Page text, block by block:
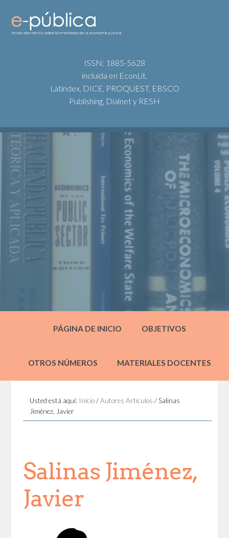
ISSN: 1885-5628
incluida en EconLit,
Latindex, DICE, PROQUEST, EBSCO
Publishing, Dialnet y RESH
PÁGINA DE INICIO OBJETIVOS
OTROS NÚMEROS MATERIALES DOCENTES
Usted está aquí: Inicio / Autores Artículos /Salinas
Jiménez, Javier
Salinas Jiménez,
Javier